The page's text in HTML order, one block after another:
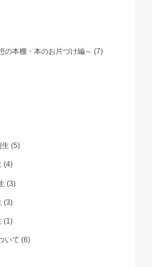
の本棚・本のお片づけ編～(7)
生(5)
(4)
(3)
(3)
(1)
いて(6)